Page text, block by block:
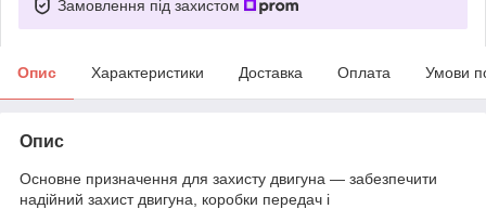
Замовлення під захистом
Опис Характеристики Доставка Оплата Умови
Опис
Основне призначення для захисту двигуна — забезпечити
надійний захист двигуна, коробки передач і